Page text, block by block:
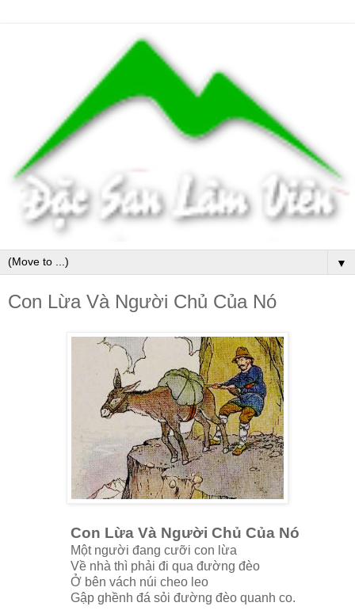
▼
Con Lừa Và Người Chủ Của Nó
Con Lừa Và Người Chủ Của Nó
Một người đang cưỡi con lừa
Về nhà thì phải đi qua đường đèo
Ở bên vách núi cheo leo
Gập ghềnh đá sỏi đường đèo quanh co.